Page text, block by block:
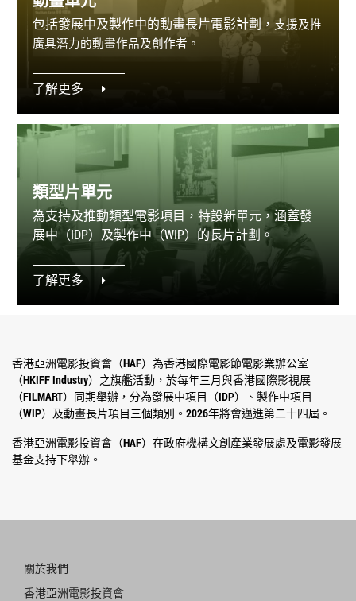
包括發展中及製作中的動畫長片電影計劃， 支援及推
廣具潛力的動畫作品及創作者。
了解更多
類型片單元
為支持及推動類型電影項目，特設新單元，涵蓋發
展中（IDP）及製作中（WIP）的長片計劃。
了解更多
香港亞洲電影投資會（HAF）為香港國際電影節電影業辦公室
（HKIFF Industry）之旗艦活動，於每年三月與香港國際影視展
（FILMART）同期舉辦，分為發展中項目（IDP）、製作中項目
（WIP）及動畫長片項目三個類別。2026年將會邁進第二十四屆。
香港亞洲電影投資會（HAF）在政府機構文創產業發展處及電影發展
基金支持下舉辦。
關於我們
香港亞洲電影投資會